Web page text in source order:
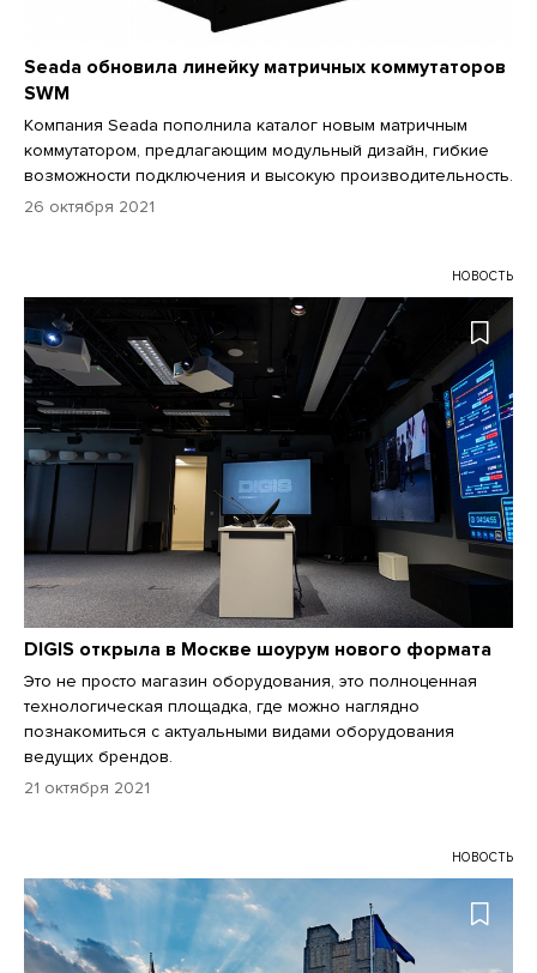
Seada обновила линейку матричных коммутаторов
SWM
Компания Seada пополнила каталог новым матричным
коммутатором, предлагающим модульный дизайн, гибкие
возможности подключения и высокую производительность.
26 октября 2021
НОВОСТЬ
DIGIS открыла в Москве шоурум нового формата
Это не просто магазин оборудования, это полноценная
технологическая площадка, где можно наглядно
познакомиться с актуальными видами оборудования
ведущих брендов.
21 октября 2021
НОВОСТЬ